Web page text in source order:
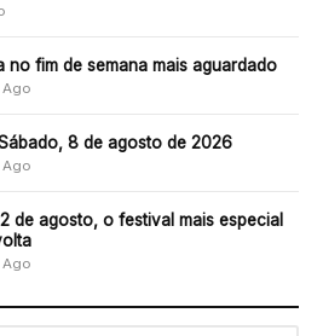
no fim de semana mais aguardado
Ago
8 de agosto de 2026
Ago
de agosto, o festival mais especial
Ago